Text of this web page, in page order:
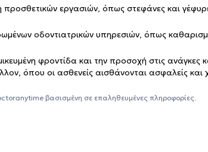
εργασιών, όπως στεφάνες και
οδοντιατρικών υπηρεσιών, όπως
φροντίδα και την προσοχή στις ανάγκες
όπου οι ασθενείς αισθάνονται ασφαλείς και
βασισμένη σε επαληθευμένες πληροφορίες.